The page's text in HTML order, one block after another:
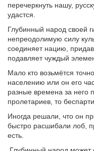
перечеркнуть нашу,
удастся.
Глубинный народ своей
непреодолимую силу
соединяет нацию,
подавляет чуждый
Мало кто возьмётся
населению или он его
разные времена за него
пролетариев, то
Иногда решали, что он
быстро расшибали лоб,
есть.